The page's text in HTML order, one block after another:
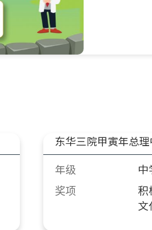
东华三院甲寅年总
年级
中
奖项
积
文